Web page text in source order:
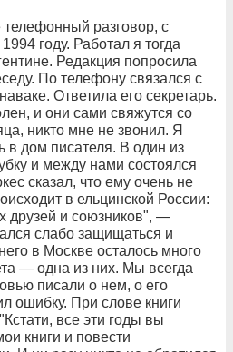
телефонный разговор, с
году. Работал я тогда
Редакция попросила
По телефону связался с
Ответила его секретарь.
и они сами свяжутся со
никто мне не звонил. Я
в дом писателя. В один из
и между нами состоялся
сказал, что ему очень не
в ельцинской России:
друзей и союзников", —
слабо защищаться и
в Москве осталось много
— одна из них. Мы всегда
писали о нем, о его
ошибку. При слове книги
все эти годы вы
книги и повести